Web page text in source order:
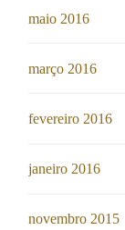
maio 2016
março 2016
fevereiro 2016
janeiro 2016
novembro 2015